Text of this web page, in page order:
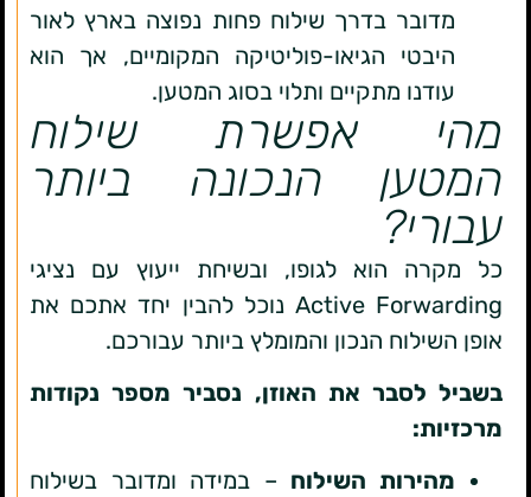
מדובר בדרך שילוח פחות נפוצה בארץ לאור
היבטי הגיאו-פוליטיקה המקומיים, אך הוא
עודנו מתקיים ותלוי בסוג המטען.
מהי אפשרת שילוח
המטען הנכונה ביותר
עבורי?
כל מקרה הוא לגופו, ובשיחת ייעוץ עם נציגי
Active Forwarding נוכל להבין יחד אתכם את
אופן השילוח הנכון והמומלץ ביותר עבורכם.
בשביל לסבר את האוזן, נסביר מספר נקודות
מרכזיות:
מהירות השילוח – במידה ומדובר בשילוח